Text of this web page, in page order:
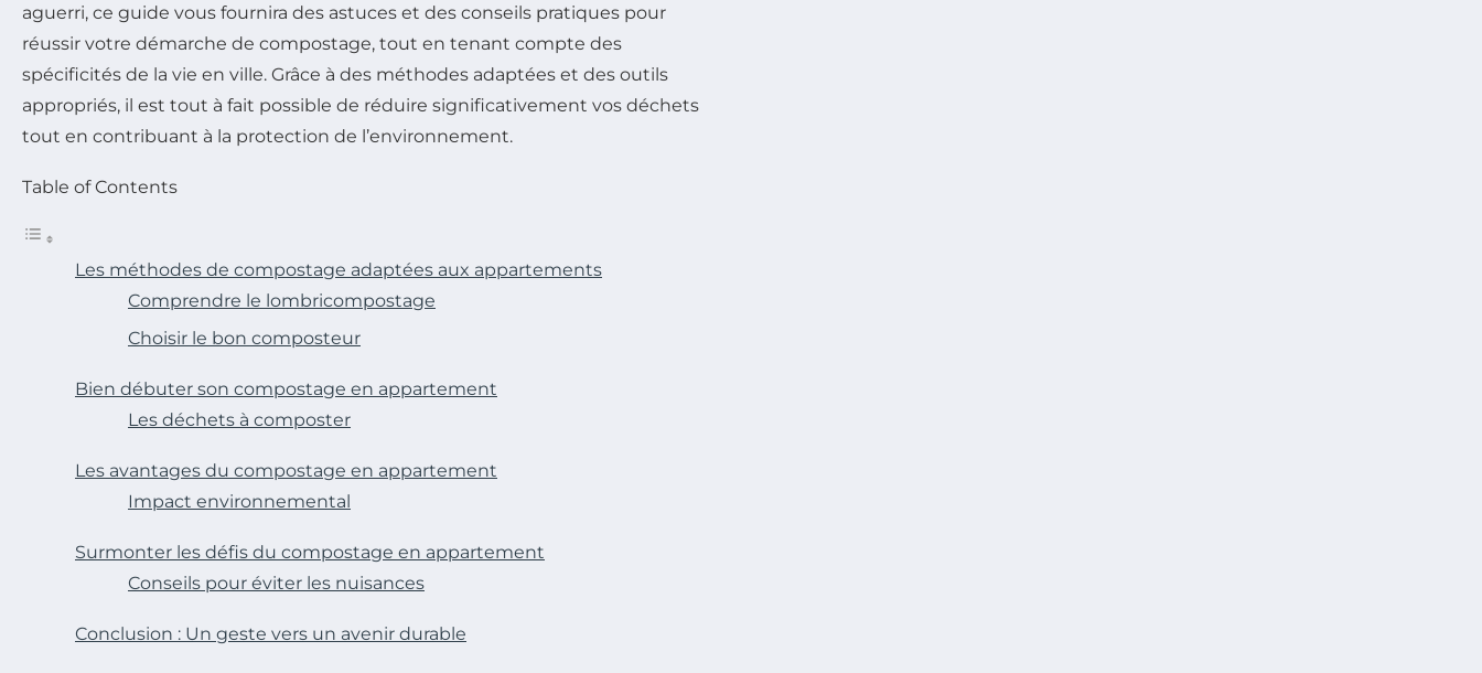
aguerri, ce guide vous fournira des astuces et des conseils pratiques pour
réussir votre démarche de compostage, tout en tenant compte des
spécificités de la vie en ville. Grâce à des méthodes adaptées et des outils
appropriés, il est tout à fait possible de réduire significativement vos déchets
tout en contribuant à la protection de l’environnement.
Table of Contents
Les méthodes de compostage adaptées aux appartements
Comprendre le lombricompostage
Choisir le bon composteur
Bien débuter son compostage en appartement
Les déchets à composter
Les avantages du compostage en appartement
Impact environnemental
Surmonter les défis du compostage en appartement
Conseils pour éviter les nuisances
Conclusion : Un geste vers un avenir durable